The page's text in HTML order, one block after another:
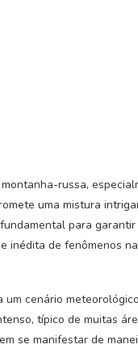
russa,
uma mistura
para
inédita de fenômenos
cenário
típico de muitas
se manifestar de